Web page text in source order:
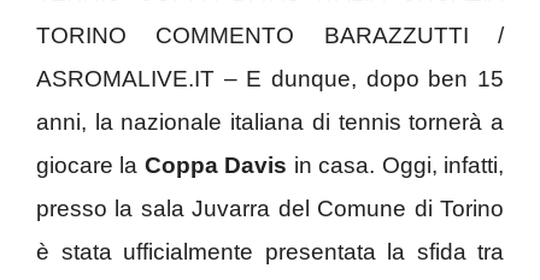
TORINO COMMENTO BARAZZUTTI /
ASROMALIVE.IT – E dunque, dopo ben 15
anni, la nazionale italiana di tennis tornerà a
giocare la Coppa Davis in casa. Oggi, infatti,
presso la sala Juvarra del Comune di Torino
è stata ufficialmente presentata la sfida tra